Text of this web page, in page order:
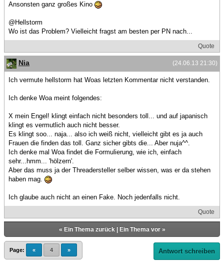
Ansonsten ganz großes Kino
@Hellstorm
Wo ist das Problem? Vielleicht fragst am besten per PN nach...
Quote
(24.06.13 21:30)
Nia
Ich vermute hellstorm hat Woas letzten Kommentar nicht verstanden.
Ich denke Woa meint folgendes:
X mein Engel! klingt einfach nicht besonders toll... und auf japanisch
klingt es vermutlich auch nicht besser.
Es klingt soo... naja... also ich weiß nicht, vielleicht gibt es ja auch
Frauen die finden das toll. Ganz sicher gibts die... Aber nuja^^.
Ich denke mal Woa findet die Formulierung, wie ich, einfach
sehr...hmm... 'hölzern'.
Aber das muss ja der Threadersteller selber wissen, was er da stehen
haben mag.
Ich glaube auch nicht an einen Fake. Noch jedenfalls nicht.
Quote
« Ein Thema zurück| Ein Thema vor»
Page: « 4 » Antwort schreiben